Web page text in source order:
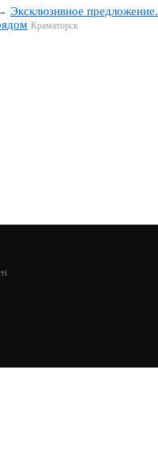
Эксклюзивное
Краматорск